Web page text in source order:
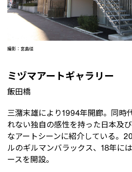
撮影：宮島径
ミヅマアートギャラリー
飯田橋
三潴末雄により1994年開廊。同時
れない独自の感性を持った日本及
なアートシーンに紹介している。
ルのギルマンバラックス、18年に
ースを開設。